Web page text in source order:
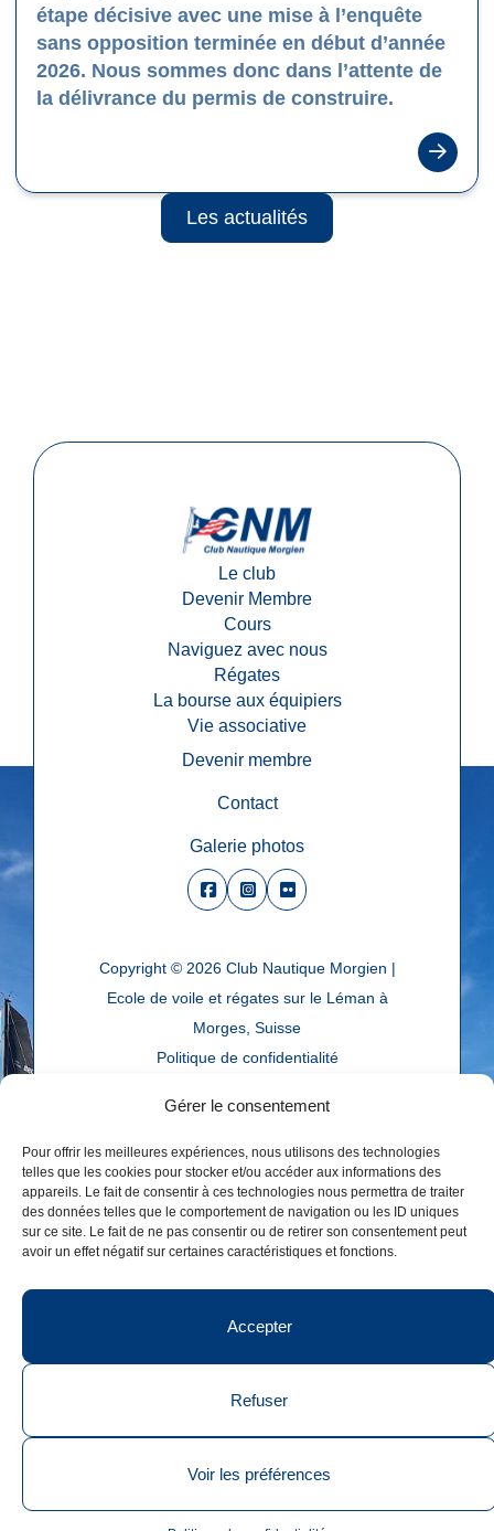
Gérer le consentement
Pour offrir les meilleures expériences, nous utilisons des technologies
telles que les cookies pour stocker et/ou accéder aux informations des
appareils. Le fait de consentir à ces technologies nous permettra de traiter
des données telles que le comportement de navigation ou les ID uniques
sur ce site. Le fait de ne pas consentir ou de retirer son consentement peut
avoir un effet négatif sur certaines caractéristiques et fonctions.
Accepter
Refuser
Voir les préférences
étape décisive avec une mise à l’enquête
sans opposition terminée en début d’année
2026. Nous sommes donc dans l’attente de
la délivrance du permis de construire.
Les actualités
Le club
Devenir Membre
Cours
Naviguez avec nous
Régates
La bourse aux équipiers
Vie associative
Devenir membre
Contact
Galerie photos
Copyright © 2026 Club Nautique Morgien |
Ecole de voile et régates sur le Léman à
Morges, Suisse
Politique de confidentialité